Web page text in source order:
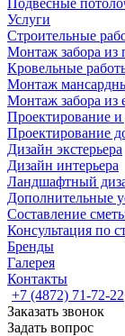
Подвесные
Услуги
Строительные
Монтаж забора из
Кровельные
Монтаж
Монтаж забора из
Проектирование и
Проектирование
Дизайн экстерьера
Дизайн интерьера
Ландшафтный
Дополнительные
Составление
Консультация по
Бренды
Галерея
Контакты
+7 (4872) 71-72-22
Заказать звонок
Задать вопрос